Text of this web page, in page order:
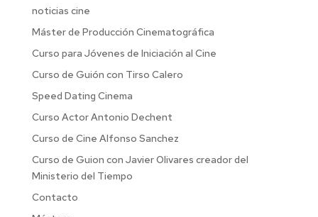
noticias cine
Máster de Producción Cinematográfica
Curso para Jóvenes de Iniciación al Cine
Curso de Guión con Tirso Calero
Speed Dating Cinema
Curso Actor Antonio Dechent
Curso de Cine Alfonso Sanchez
Curso de Guion con Javier Olivares creador del
Ministerio del Tiempo
Contacto